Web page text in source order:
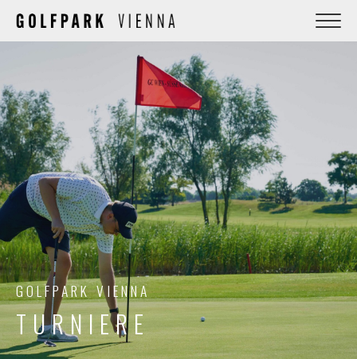
GOLFPARK VIENNA
TURNIERE